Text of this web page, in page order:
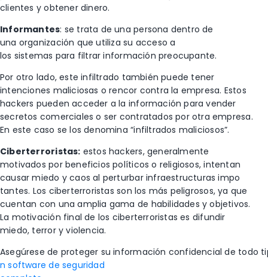
clientes y obtener dinero.
Informantes: se trata de una persona dentro de
una organización que utiliza su acceso a
los sistemas para filtrar información preocupante.
Por otro lado, este infiltrado también puede tener
intenciones maliciosas o rencor contra la empresa. Estos
hackers pueden acceder a la información para vender
secretos comerciales o ser contratados por otra empresa.
En este caso se los denomina “infiltrados maliciosos”.
Ciberterroristas: estos hackers, generalmente
motivados por beneficios políticos o religiosos, intentan
causar miedo y caos al perturbar infraestructuras impo
tantes. Los ciberterroristas son los más peligrosos, ya que
cuentan con una amplia gama de habilidades y objetivos.
La motivación final de los ciberterroristas es difundir
miedo, terror y violencia.
Asegúrese de proteger su información confidencial de todo
n software de seguridad